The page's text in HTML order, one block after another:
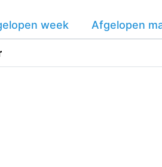
week Afgelopen